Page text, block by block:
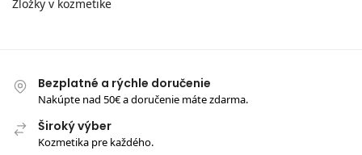
Zložky v kozmetike
Bezplatné a rýchle doručenie
Nakúpte nad 50€ a doručenie máte zdarma.
Široký výber
Kozmetika pre každého.